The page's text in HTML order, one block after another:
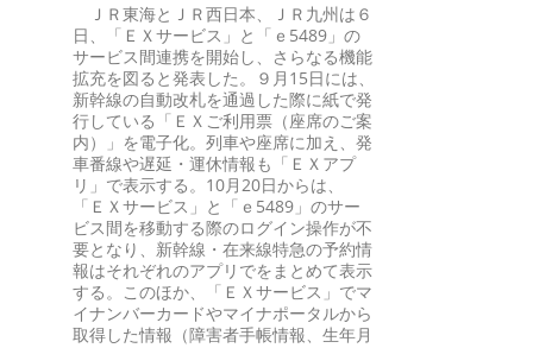
ＪＲ東海とＪＲ西日本、ＪＲ九州は６
日、「ＥＸサービス」と「ｅ5489」の
サービス間連携を開始し、さらなる機能
拡充を図ると発表した。９月15日には、
新幹線の自動改札を通過した際に紙で発
行している「ＥＸご利用票（座席のご案
内）」を電子化。列車や座席に加え、発
車番線や遅延・運休情報も「ＥＸアプ
リ」で表示する。10月20日からは、
「ＥＸサービス」と「ｅ5489」のサー
ビス間を移動する際のログイン操作が不
要となり、新幹線・在来線特急の予約情
報はそれぞれのアプリでをまとめて表示
する。このほか、「ＥＸサービス」でマ
イナンバーカードやマイナポータルから
取得した情報（障害者手帳情報、生年月